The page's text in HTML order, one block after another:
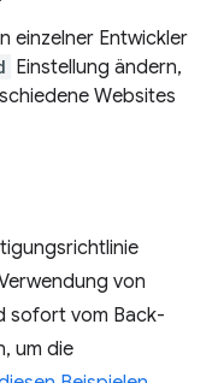
einzelner Entwickler
Einstellung ändern,
Websites
von
sofort vom Back-
um die